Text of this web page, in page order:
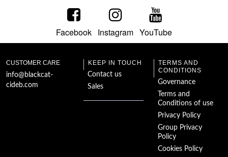
Facebook Instagram YouTube